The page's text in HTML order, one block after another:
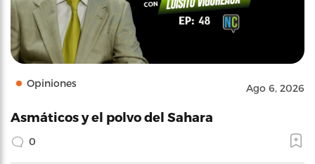
Opiniones Ago 6, 2026
Asmáticos y el polvo del Sahara
0